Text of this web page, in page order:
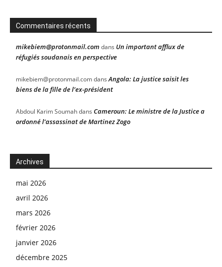
Commentaires récents
mikebiem@protonmail.com dans Un important afflux de
réfugiés soudanais en perspective
mikebiem@protonmail.comdansAngola: La justice saisit les
biens de la fille de l’ex-président
Abdoul Karim Soumahdans Cameroun: Le ministre de la Justice a
ordonné l’assassinat de Martinez Zogo
Archives
mai 2026
avril 2026
mars 2026
février 2026
janvier 2026
décembre 2025